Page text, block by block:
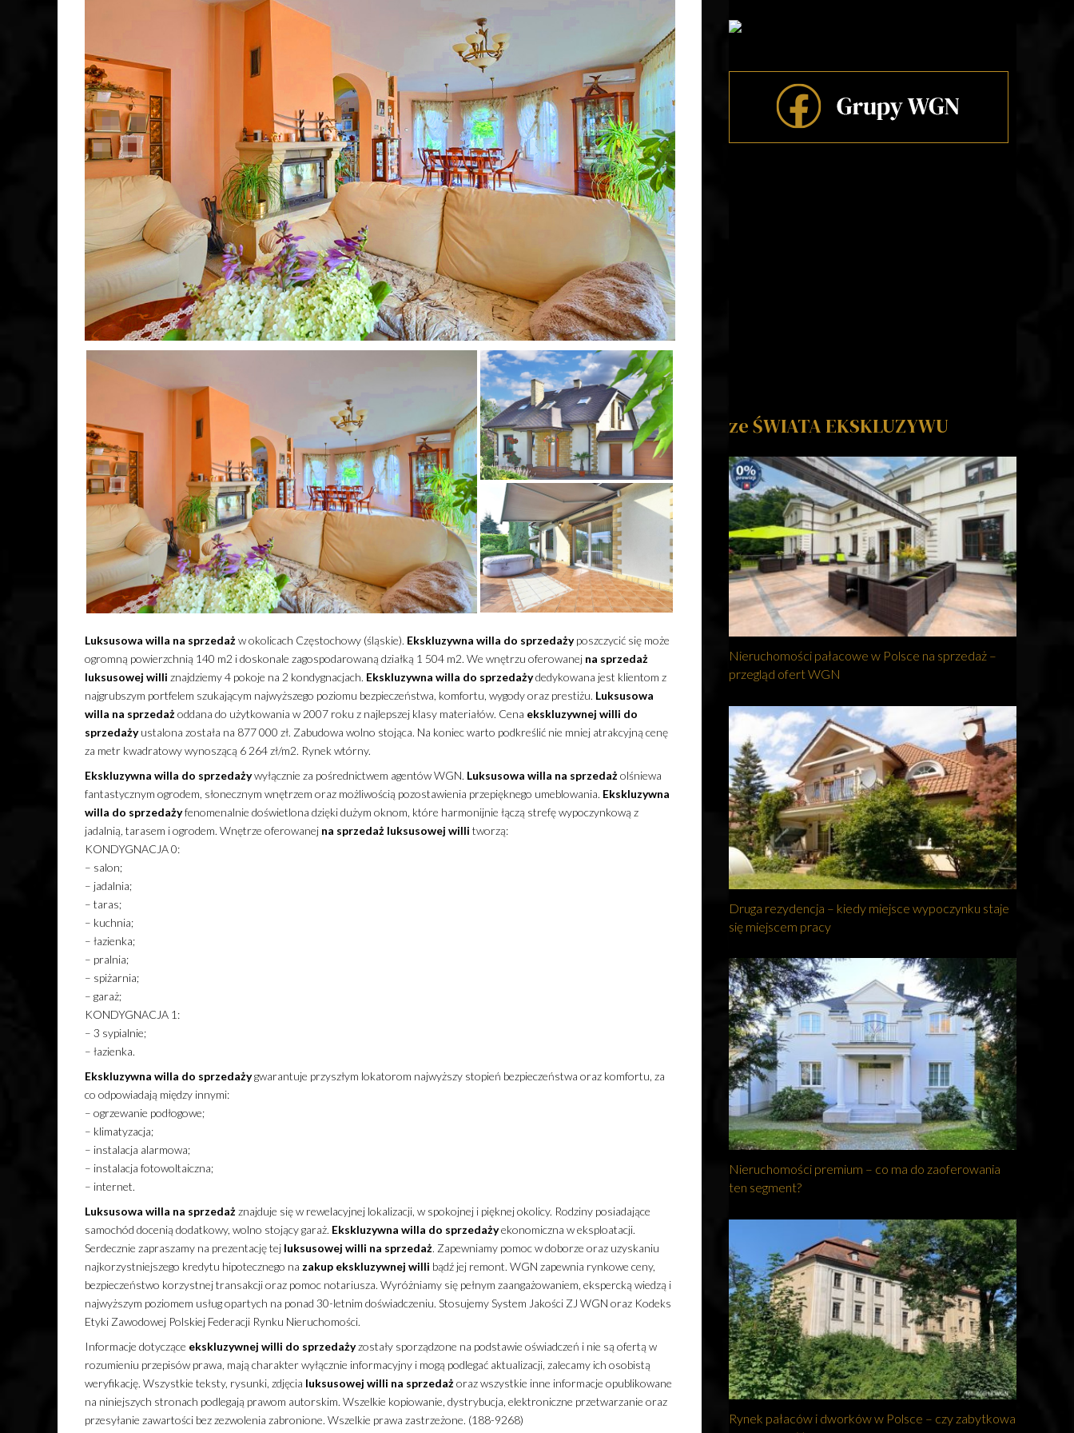
Luksusowa willa na sprzedażw okolicach Częstochowy (śląskie). Ekskluzywna willa do sprzedażyposzczycić się może
ogromną powierzchnią 140 m2 i doskonale zagospodarowaną działką 1 504 m2. We wnętrzu oferowanej na sprzedaż
luksusowej willi znajdziemy 4 pokoje na 2 kondygnacjach. Ekskluzywna willa do sprzedażydedykowana jest klientom z
najgrubszym portfelem szukającym najwyższego poziomu bezpieczeństwa, komfortu, wygody oraz prestiżu. Luksusowa
willa na sprzedażoddana do użytkowania w 2007 roku z najlepszej klasy materiałów. Cena ekskluzywnej willi do
sprzedażyustalona została na 877 000 zł. Zabudowa wolno stojąca. Na koniec warto podkreślić nie mniej atrakcyjną cenę
za metr kwadratowy wynoszącą 6 264 zł/m2. Rynek wtórny.
Ekskluzywna willa do sprzedażywyłącznie za pośrednictwem agentów WGN. Luksusowa willa na sprzedażolśniewa
fantastycznym ogrodem, słonecznym wnętrzem oraz możliwością pozostawienia przepięknego umeblowania. Ekskluzywna
willa do sprzedażyfenomenalnie doświetlona dzięki dużym oknom, które harmonijnie łączą strefę wypoczynkową z
jadalnią, tarasem i ogrodem. Wnętrze oferowanej na sprzedaż luksusowej willi tworzą:
KONDYGNACJA 0:
– salon;
– jadalnia;
– taras;
– kuchnia;
– łazienka;
– pralnia;
– spiżarnia;
– garaż;
KONDYGNACJA 1:
– 3 sypialnie;
– łazienka.
Ekskluzywna willa do sprzedażygwarantuje przyszłym lokatorom najwyższy stopień bezpieczeństwa oraz komfortu, za
co odpowiadają między innymi:
– ogrzewanie podłogowe;
– klimatyzacja;
– instalacja alarmowa;
– instalacja fotowoltaiczna;
– internet.
Luksusowa willa na sprzedażznajduje się w rewelacyjnej lokalizacji, w spokojnej i pięknej okolicy. Rodziny posiadające
samochód docenią dodatkowy, wolno stojący garaż. Ekskluzywna willa do sprzedażyekonomiczna w eksploatacji.
Serdecznie zapraszamy na prezentację tej luksusowej willi na sprzedaż. Zapewniamy pomoc w doborze oraz uzyskaniu
najkorzystniejszego kredytu hipotecznego na zakup ekskluzywnej willi bądź jej remont. WGN zapewnia rynkowe ceny,
bezpieczeństwo korzystnej transakcji oraz pomoc notariusza. Wyróżniamy się pełnym zaangażowaniem, ekspercką wiedzą i
najwyższym poziomem usług opartych na ponad 30-letnim doświadczeniu. Stosujemy System Jakości ZJ WGN oraz Kodeks
Etyki Zawodowej Polskiej Federacji Rynku Nieruchomości.
Informacje dotyczące ekskluzywnej willi do sprzedażyzostały sporządzone na podstawie oświadczeń i nie są ofertą w
rozumieniu przepisów prawa, mają charakter wyłącznie informacyjny i mogą podlegać aktualizacji, zalecamy ich osobistą
weryfikację. Wszystkie teksty, rysunki, zdjęcia luksusowej willi na sprzedażoraz wszystkie inne informacje opublikowane
na niniejszych stronach podlegają prawom autorskim. Wszelkie kopiowanie, dystrybucja, elektroniczne przetwarzanie oraz
przesyłanie zawartości bez zezwolenia zabronione. Wszelkie prawa zastrzeżone. (188-9268)
ze ŚWIATA EKSKLUZYWU
Nieruchomości pałacowe w Polsce na sprzedaż –
przegląd ofert WGN
Druga rezydencja – kiedy miejsce wypoczynku staje
się miejscem pracy
Nieruchomości premium – co ma do zaoferowania
ten segment?
Rynek pałaców i dworków w Polsce – czy zabytkowa